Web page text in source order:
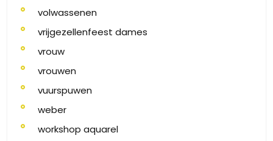
volwassenen
vrijgezellenfeest dames
vrouw
vrouwen
vuurspuwen
weber
workshop aquarel